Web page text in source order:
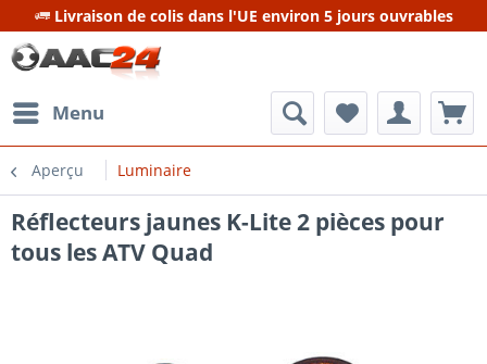
Livraison de colis dans l'UE environ 5 jours ouvrables
Menu
Aperçu Luminaire
Réflecteurs jaunes K-Lite 2 pièces pour
tous les ATV Quad